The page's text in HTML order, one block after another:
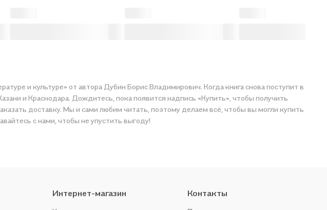
и культуре» от автора Дубин Борис Владимирович. Когда книга снова поступит в
и Краснодара. Дождитесь, пока появится надпись «Купить», чтобы получить
доставку. Мы и сами любим читать, поэтому делаем всё, чтобы вы могли купить
с нами, чтобы не упустить выгоду!
Интернет-магазин Контакты